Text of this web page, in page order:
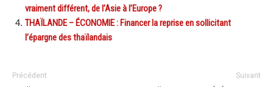
vraiment différent, de l’Asie à l’Europe ?
THAÏLANDE – ÉCONOMIE : Financer la reprise en sollicitant
l’épargne des thaïlandais
Précédent Suivant